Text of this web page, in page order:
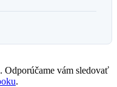
Odporúčame vám sledovať
.